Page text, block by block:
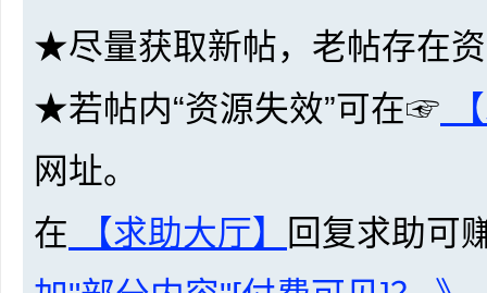
★尽量获取新帖，老帖存在
★若帖内“资源失效”可在☞
网址。
在 【求助大厅】
回复求助可